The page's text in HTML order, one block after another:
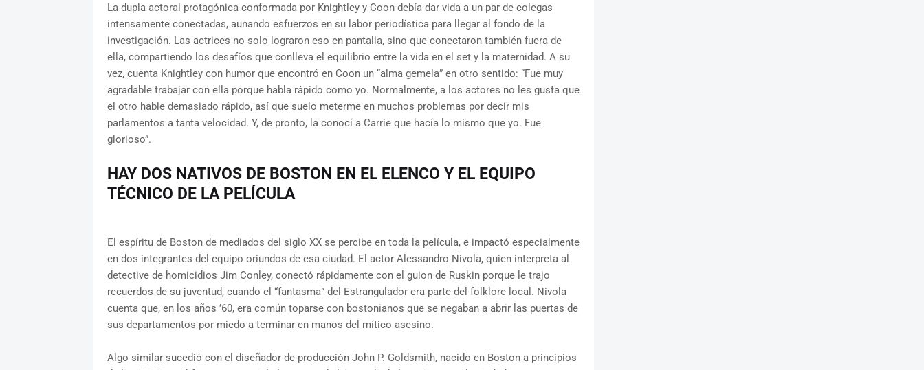
La dupla actoral protagónica conformada por Knightley y Coon debía dar vida a un par de colegas
intensamente conectadas, aunando esfuerzos en su labor periodística para llegar al fondo de la
investigación. Las actrices no solo lograron eso en pantalla, sino que conectaron también fuera de
ella, compartiendo los desafíos que conlleva el equilibrio entre la vida en el set y la maternidad. A su
vez, cuenta Knightley con humor que encontró en Coon un “alma gemela” en otro sentido: “Fue muy
agradable trabajar con ella porque habla rápido como yo. Normalmente, a los actores no les gusta que
el otro hable demasiado rápido, así que suelo meterme en muchos problemas por decir mis
parlamentos a tanta velocidad. Y, de pronto, la conocí a Carrie que hacía lo mismo que yo. Fue
glorioso”.
HAY DOS NATIVOS DE BOSTON EN EL ELENCO Y EL EQUIPO
TÉCNICO DE LA PELÍCULA
El espíritu de Boston de mediados del siglo XX se percibe en toda la película, e impactó especialmente
en dos integrantes del equipo oriundos de esa ciudad. El actor Alessandro Nivola, quien interpreta al
detective de homicidios Jim Conley, conectó rápidamente con el guion de Ruskin porque le trajo
recuerdos de su juventud, cuando el “fantasma” del Estrangulador era parte del folklore local. Nivola
cuenta que, en los años ’60, era común toparse con bostonianos que se negaban a abrir las puertas de
sus departamentos por miedo a terminar en manos del mítico asesino.
Algo similar sucedió con el diseñador de producción John P. Goldsmith, nacido en Boston a principios